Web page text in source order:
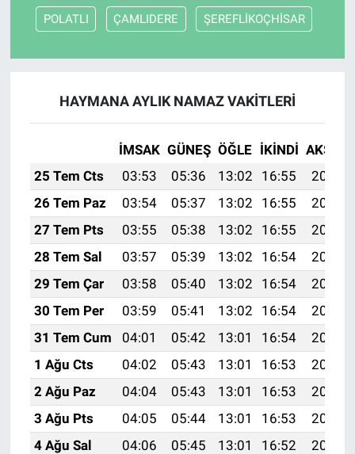
POLATLI ÇAMLIDERE ŞEREFLİKOÇHİSAR
HAYMANA AYLIK NAMAZ VAKITLERI
İMSAK GÜNEŞ ÖĞLE İKINDI AKŞAM
25 Tem Cts
03:53 05:36 13:02 16:55
20:17
26 Tem Paz
03:54 05:37 13:02 16:55
20:16
27 Tem Pts
03:55 05:38 13:02 16:55
20:15
28 Tem Sal
03:57 05:39 13:02 16:54
20:14
29 Tem Çar
03:58 05:40 13:02 16:54
20:13
30 Tem Per
03:59 05:41 13:02 16:54
20:12
31 Tem Cum
04:01 05:42 13:01 16:54
20:11
1 Ağu Cts
04:02 05:43 13:01 16:53
20:10
2 Ağu Paz
04:04 05:43 13:01 16:53
20:09
3 Ağu Pts
04:05 05:44 13:01 16:53
20:08
4 Ağu Sal
04:06 05:45 13:01 16:52
20:07